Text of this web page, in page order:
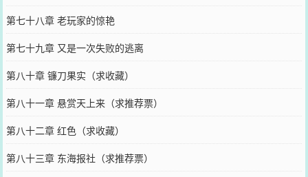
第七十八章 老玩家的惊艳
第七十九章 又是一次失败的逃离
第八十章 镰刀果实（求收藏）
第八十一章 悬赏天上来（求推荐票）
第八十二章 红色（求收藏）
第八十三章 东海报社（求推荐票）